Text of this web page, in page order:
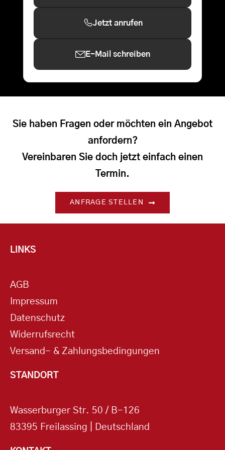
Jetzt anrufen
E-Mail schreiben
Sie haben Fragen oder möchten ein Angebot
anfordern?
Vereinbaren Sie doch jetzt einfach einen
Termin.
ANFRAGE STELLEN
LINKS
AGB
Impressum
Datenschutz
Widerrufsrecht
Versand- & Zahlungsbedingungen
STANDORT
Wasserburger Str. 50 / B-126
83395 Freilassing | Deutschland